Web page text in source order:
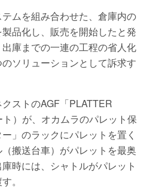
ムを組み合わせた、倉庫内の
品化し、販売を開始したと発
庫までの一連の工程の省人化
ソリューションとして訴求す
ストのAGF「PLATTER
）が、オカムラのパレット保
」のラックにパレットを置く
搬送台車）がパレットを最奥
時には、シャトルがパレット
。